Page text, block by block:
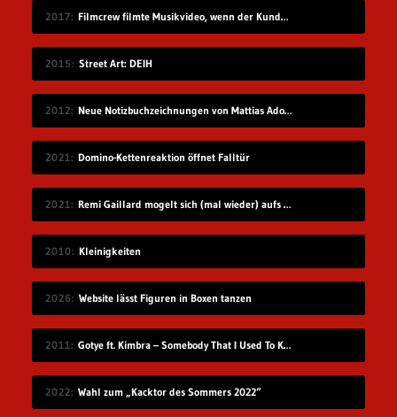
2017 Filmcrew filmte Musikvideo, wenn der Kunde grad nicht hingeschaut hat
2015 Street Art: DEIH
2012 Neue Notizbuchzeichnungen von Mattias Adolfsson
2021 Domino-Kettenreaktion öffnet Falltür
2021 Remi Gaillard mogelt sich (mal wieder) aufs Volleyball-Mannschaftsfoto
2010 Kleinigkeiten
2026 Website lässt Figuren in Boxen tanzen
2011 Gotye ft. Kimbra – Somebody That I Used To Know
2022 Wahl zum „Kacktor des Sommers 2022“